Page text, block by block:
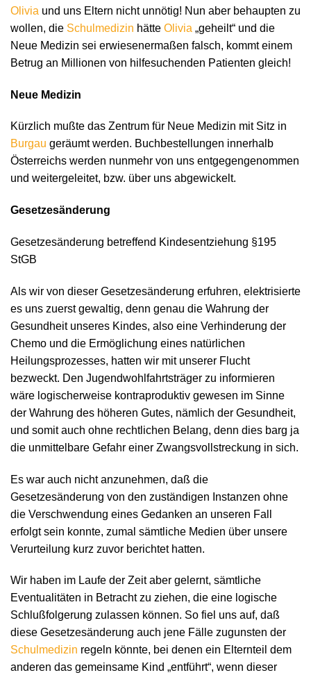
Olivia und uns Eltern nicht unnötig! Nun aber behaupten zu
wollen, die Schulmedizin hätte Olivia „geheilt“ und die
Neue Medizin sei erwiesenermaßen falsch, kommt einem
Betrug an Millionen von hilfesuchenden Patienten gleich!
Neue Medizin
Kürzlich mußte das Zentrum für Neue Medizin mit Sitz in
Burgau geräumt werden. Buchbestellungen innerhalb
Österreichs werden nunmehr von uns entgegengenommen
und weitergeleitet, bzw. über uns abgewickelt.
Gesetzesänderung
Gesetzesänderung betreffend Kindesentziehung §195
StGB
Als wir von dieser Gesetzesänderung erfuhren, elektrisierte
es uns zuerst gewaltig, denn genau die Wahrung der
Gesundheit unseres Kindes, also eine Verhinderung der
Chemo und die Ermöglichung eines natürlichen
Heilungsprozesses, hatten wir mit unserer Flucht
bezweckt. Den Jugendwohlfahrtsträger zu informieren
wäre logischerweise kontraproduktiv gewesen im Sinne
der Wahrung des höheren Gutes, nämlich der Gesundheit,
und somit auch ohne rechtlichen Belang, denn dies barg ja
die unmittelbare Gefahr einer Zwangsvollstreckung in sich.
Es war auch nicht anzunehmen, daß die
Gesetzesänderung von den zuständigen Instanzen ohne
die Verschwendung eines Gedanken an unseren Fall
erfolgt sein konnte, zumal sämtliche Medien über unsere
Verurteilung kurz zuvor berichtet hatten.
Wir haben im Laufe der Zeit aber gelernt, sämtliche
Eventualitäten in Betracht zu ziehen, die eine logische
Schlußfolgerung zulassen können. So fiel uns auf, daß
diese Gesetzesänderung auch jene Fälle zugunsten der
Schulmedizin regeln könnte, bei denen ein Elternteil dem
anderen das gemeinsame Kind „entführt“, wenn dieser